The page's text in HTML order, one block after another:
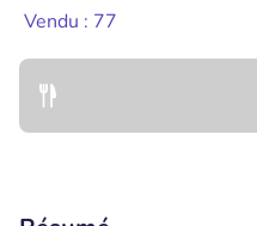
Vendu : 77